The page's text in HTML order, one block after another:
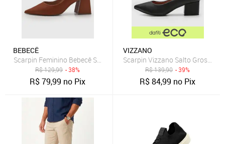
BEBECÊ
Scarpin Feminino Bebecê Salto Quadrado Marrom
R$129,99 - 38%
R$79,99 no Pix
VIZZANO
Scarpin Vizzano Salto Grosso
R$139,90 - 39%
R$84,99 no Pix